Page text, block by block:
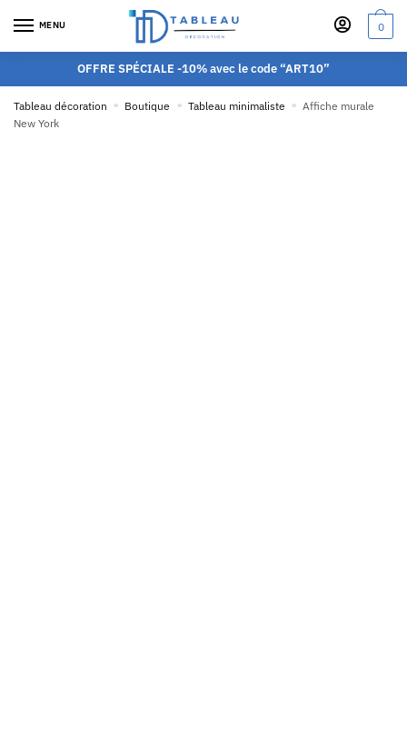
MENU 0
OFFRE SPÉCIALE -10% avec le code “ART10”
Tableau décoration » Boutique » Tableau minimaliste » Affiche murale
New York